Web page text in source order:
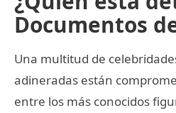
Documentos
Una multitud de
adineradas están
entre los más conocidos